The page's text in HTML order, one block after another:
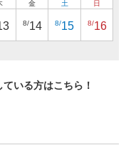
金
8/14
土
8/15
日
8/16
いる方はこちら！